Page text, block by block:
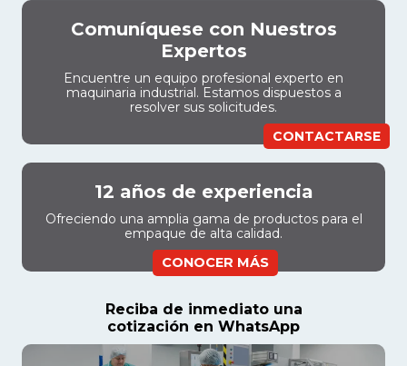
Comuníquese con Nuestros
Expertos
Encuentre un equipo profesional experto en
maquinaria industrial. Estamos dispuestos a
resolver sus solicitudes.
CONTACTARSE
12 años de experiencia
Ofreciendo una amplia gama de productos para el
empaque de alta calidad.
CONOCER MÁS
Reciba de inmediato una
cotización en WhatsApp